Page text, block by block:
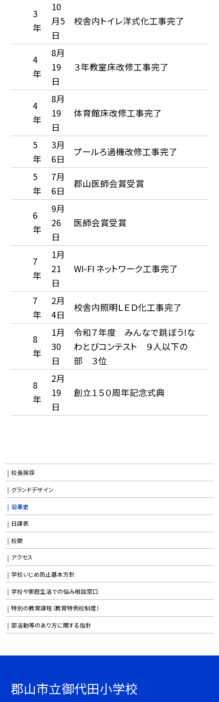
3
年
10
月5
日
校舎内トイレ洋式化工事完了
4
年
8月
19
日
３年教室床改修工事完了
4
年
8月
19
日
体育館床改修工事完了
5
年
3月
6日
プールろ過機改修工事完了
5
年
7月
6日
郡山医師会賞受賞
6
年
9月
26
日
医師会賞受賞
7
年
1月
21
日
WI-FI ネットワーク工事完了
7
年
2月
4日
校舎内照明ＬＥＤ化工事完了
8
年
1月
30
日
令和７年度 みんなで跳ぼう!な
わとびコンテスト ９人以下の
部 ３位
8
年
2月
19
日
創立１５０周年記念式典
校長挨拶
グランドデザイン
沿革史
日課表
校歌
アクセス
学校いじめ防止基本方針
学校や家庭生活での悩み相談窓口
特別の教育課程（教育特例校制度）
部活動等のあり方に関する指針
郡山市立御代田小学校